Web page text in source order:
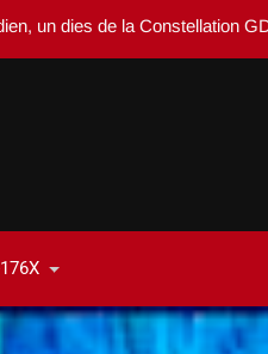
dies de la Constellation GDMA,